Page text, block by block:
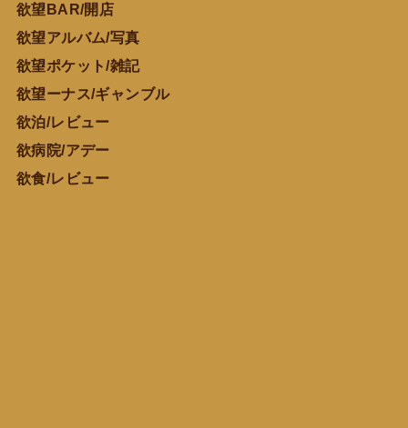
欲望BAR/開店
欲望アルバム/写真
欲望ポケット/雑記
欲望ーナス/ギャンブル
欲泊/レビュー
欲病院/アデー
欲食/レビュー